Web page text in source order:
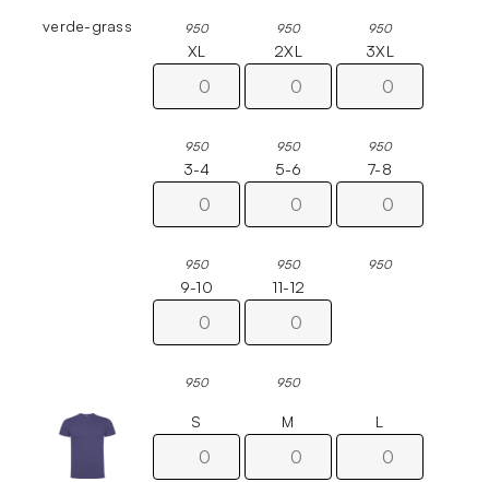
verde-grass 950 950 950
XL
950
2XL
950
3XL
950
3-4
950
5-6
950
7-8
950
9-10
950
11-12
950
S M L